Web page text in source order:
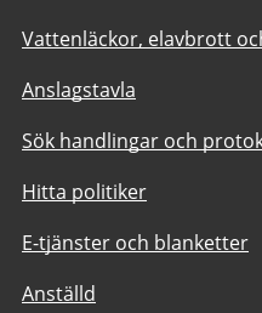
Vattenläckor, elavbrott
Anslagstavla
Sök handlingar och
Hitta politiker
E-tjänster och blanketter
Anställd